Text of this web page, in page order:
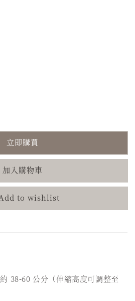
立即購買
加入購物車
to wishlist
38-60 公分（伸縮高度可調整至